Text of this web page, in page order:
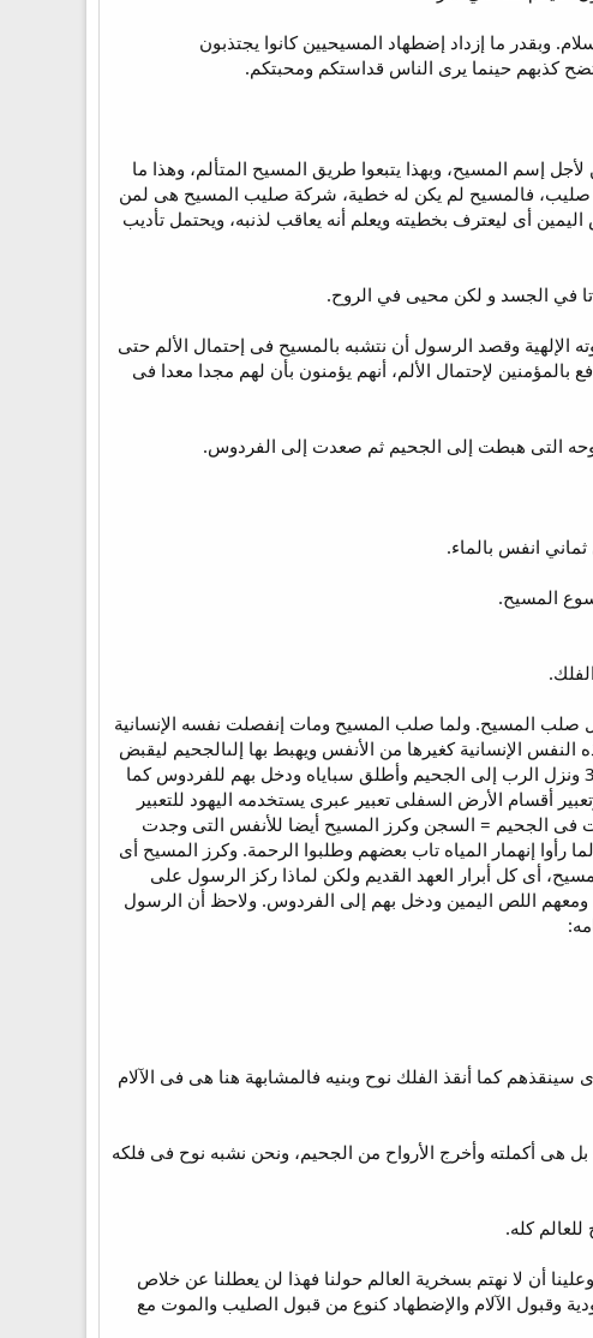
وبقدر ما إزداد إضطهاد المسيحيين كانوا يجتذبون
كذبهم حينما يرى الناس قداستكم ومحبتكم.
إسم المسيح، وبهذا يتبعوا طريق المسيح المتألم، وهذا ما
صليب، فالمسيح لم يكن له خطية، شركة صليب المسيح هى لمن
أى ليعترف بخطيته ويعلم أنه يعاقب لذنبه، ويحتمل تأديب
الإلهية وقصد الرسول أن نتشبه بالمسيح فى إحتمال الألم حتى
بالمؤمنين لإحتمال الألم، أنهم يؤمنون بأن لهم مجدا معدا فى
التى هبطت إلى الجحيم ثم صعدت إلى الفردوس.
انفس بالماء.
المسيح.
صلب المسيح. ولما صلب المسيح ومات إنفصلت نفسه الإنسانية
الإنسانية كغيرها من الأنفس ويهبط بها إلىالجحيم ليقبض
عليها اكتشف أن هذه النفس متحدة باللاهوت، فكان أن المسيح هو الذى قيد الشيطان بسلسلة رؤ 3:20 ونزل الرب إلى الجحيم وأطلق سباياه ودخل بهم للفردوس كما
اليمين. وهذا ما علم به الرسول بولس أن المسيح نزل إلى أقسام الأرض السفلى أف 9:4. وتعبير أقسام الأرض السفلى تعبير عبرى يستخدمه اليهود للتعبير
فى الجحيم = السجن وكرز المسيح أيضا للأنفس التى وجدت
رأوا إنهمار المياه تاب بعضهم وطلبوا الرحمة. وكرز المسيح أى
أى كل أبرار العهد القديم ولكن لماذا ركز الرسول على
اللص اليمين ودخل بهم إلى الفردوس. ولاحظ أن الرسول
سينقذهم كما أنقذ الفلك نوح وبنيه فالمشابهة هنا هى فى الآلام
بل هى أكملته وأخرج الأرواح من الجحيم، ونحن نشبه نوح فى فلكه
أن لا نهتم بسخرية العالم حولنا فهذا لن يعطلنا عن خلاص
وقبول الآلام والإضطهاد كنوع من قبول الصليب والموت مع